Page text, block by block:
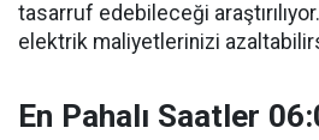
tasarruf edebileceği
elektrik maliyetlerinizi
En Pahalı Saatler